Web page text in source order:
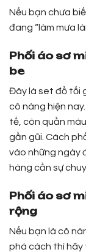
Nếu bạn chưa
đang “làm mưa
Phối áo sơ
be
Đây là set đồ tối
cô nàng hiện
tế, còn quần
gần gũi. Cách
vào những ngày
hàng cần sự
Phối áo sơ
rộng
Nếu bạn là cô
phá cách thì hãy